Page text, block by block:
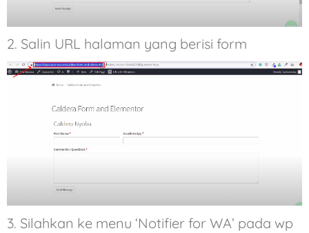
2. Salin URL halaman yang berisi form
3. Silahkan ke menu ‘Notifier for WA’ pada wp